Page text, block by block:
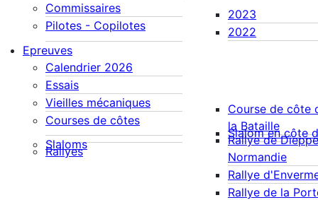
Commissaires
Pilotes - Copilotes
2023
2022
Epreuves
Calendrier 2026
Essais
Vieilles mécaniques
Courses de côtes
Course de côte
la Bataille
Slaloms
Slalom en côte
Rallyes
Rallye de Dieppe
Normandie
Rallye
Rallye de la